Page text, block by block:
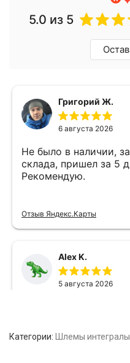
Категории: Шлемы интегралы